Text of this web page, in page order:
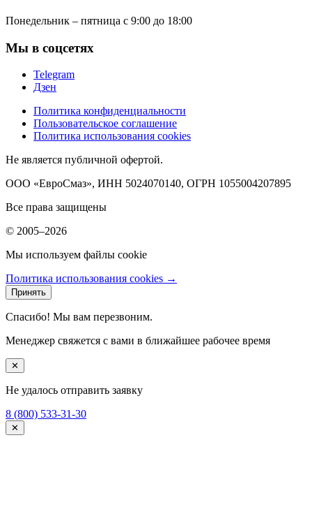
Понедельник – пятница с 9:00 до 18:00
Мы в соцсетях
Telegram
Дзен
Политика конфиденциальности
Пользовательское соглашение
Политика использования cookies
Не является публичной офертой.
ООО «ЕвроСмаз», ИНН 5024070140, ОГРН 1055004207895
Все права защищены
© 2005–2026
Мы используем файлы cookie
Политика использования cookies →
Принять
Спасибо! Мы вам перезвоним.
Менеджер свяжется с вами в ближайшее рабочее время
✕
Не удалось отправить заявку
8 (800) 533-31-30
✕